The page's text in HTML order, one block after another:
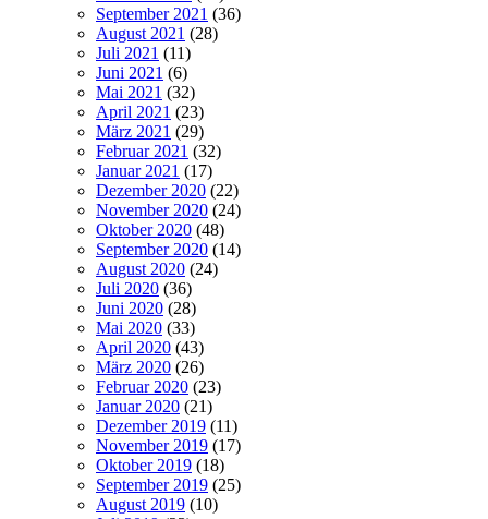
September 2021 (36)
August 2021 (28)
Juli 2021 (11)
Juni 2021 (6)
Mai 2021 (32)
April 2021 (23)
März 2021 (29)
Februar 2021 (32)
Januar 2021 (17)
Dezember 2020 (22)
November 2020 (24)
Oktober 2020 (48)
September 2020 (14)
August 2020 (24)
Juli 2020 (36)
Juni 2020 (28)
Mai 2020 (33)
April 2020 (43)
März 2020 (26)
Februar 2020 (23)
Januar 2020 (21)
Dezember 2019 (11)
November 2019 (17)
Oktober 2019 (18)
September 2019 (25)
August 2019 (10)